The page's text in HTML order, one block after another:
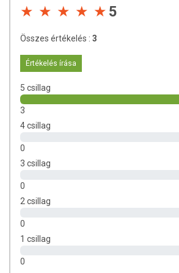
Esszenciális zsírsavakat is
az agy és idegrendszer tökéletes
előnyösen hat a szívre és a
kedvezően befolyásolja a
méhnyak rák kezelésére is
Szolavetivont tartalmaz, amely
Fizalint tartalmaz, amely
aktivitását, a normál és a
Betaint tartalmaz, amely a máj
izom-növekedést és védi a
5
Összes értékelés : 3
Értékelés írása
5 csillag
3
4 csillag
0
3 csillag
0
2 csillag
0
1 csillag
0